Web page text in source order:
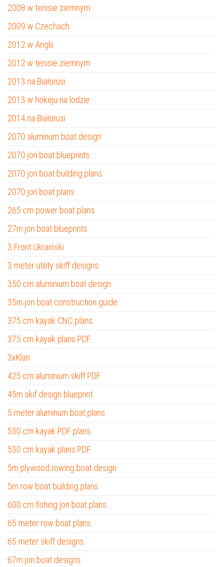
2008 w tenisie ziemnym
2009 w Czechach
2012 w Anglii
2012 w tenisie ziemnym
2013 na Białorusi
2013 w hokeju na lodzie
2014 na Białorusi
2070 aluminum boat design
2070 jon boat blueprints
2070 jon boat building plans
2070 jon boat plans
265 cm power boat plans
27m jon boat blueprints
3 Front Ukraiński
3 meter utility skiff designs
350 cm aluminium boat design
35m jon boat construction guide
375 cm kayak CNC plans
375 cm kayak plans PDF
3xKlan
425 cm aluminium skiff PDF
45m skif design blueprint
5 meter aluminum boat plans
530 cm kayak PDF plans
530 cm kayak plans PDF
5m plywood rowing boat design
5m row boat building plans
600 cm fishing jon boat plans
65 meter row boat plans
65 meter skiff designs
67m jon boat designs